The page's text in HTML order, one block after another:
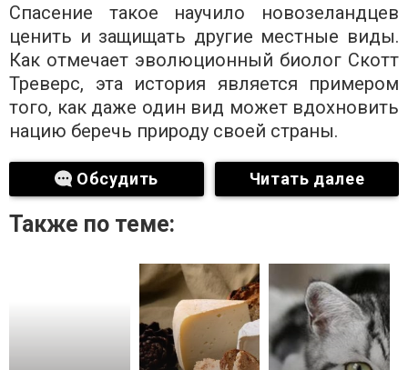
Спасение такое научило новозеландцев
ценить и защищать другие местные виды.
Как отмечает эволюционный биолог Скотт
Треверс, эта история является примером
того, как даже один вид может вдохновить
нацию беречь природу своей страны.
Обсудить Читать далее
Также по теме: